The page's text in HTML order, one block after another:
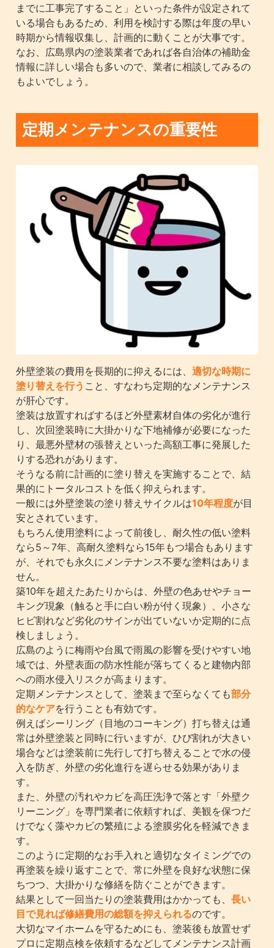
までに工事完了すること」といった条件が設定されて
いる場合もあるため、利用を検討する際は年度の早い
時期から情報収集し、計画的に動くことが大事です。
なお、広島県内の塗装業者であれば各自治体の補助金
情報に詳しい場合も多いので、業者に相談してみるの
もよいでしょう。
定期メンテナンスの重要性
外壁塗装の費用を長期的に抑えるには、適切な時期に
塗り替えを行う こと、すなわち定期的なメンテナンス
が肝心です。
塗装は放置すればするほど外壁素材自体の劣化が進行
し、次回塗装時に大掛かりな下地補修が必要になった
り、最悪外壁材の張替えといった高額工事に発展した
りする恐れがあります。
そうなる前に計画的に塗り替えを実施することで、結
果的にトータルコストを低く抑えられます。
一般には外壁塗装の塗り替えサイクルは10年程度が目
安とされています。
もちろん使用塗料によって前後し、耐久性の低い塗料
なら5～7年、高耐久塗料なら15年もつ場合もあります
が、それでも永久にメンテナンス不要な塗料はありま
せん。
築10年を超えたあたりからは、外壁の色あせやチョー
キング現象（触ると手に白い粉が付く現象）、小さな
ヒビ割れなど劣化のサインが出ていないか定期的に点
検しましょう。
広島のように梅雨や台風で雨風の影響を受けやすい地
域では、外壁表面の防水性能が落ちてくると建物内部
への雨水侵入リスクが高まります。
定期メンテナンスとして、塗装まで至らなくても部分
的なケアを行うことも有効です。
例えばシーリング（目地のコーキング）打ち替えは通
常は外壁塗装と同時に行いますが、ひび割れが大きい
場合などは塗装前に先行して打ち替えることで水の侵
入を防ぎ、外壁の劣化進行を遅らせる効果がありま
す。
また、外壁の汚れやカビを高圧洗浄で落とす「外壁ク
リーニング」を専門業者に依頼すれば、美観を保つだ
けでなく藻やカビの繁殖による塗膜劣化を軽減できま
す。
このように定期的なお手入れと適切なタイミングでの
再塗装を繰り返すことで、常に外壁を良好な状態に保
ちつつ、大掛かりな修繕を防ぐことができます。
結果として一回当たりの塗装費用はかかっても、長い
目で見れば修繕費用の総額を抑えられるのです。
大切なマイホームを守るためにも、塗装後も放置せず
プロに定期点検を依頼するなどしてメンテナンス計画